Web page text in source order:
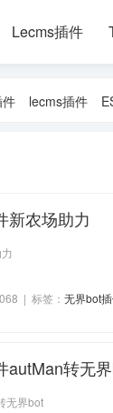
Lecms插件
lecms插件
新农场助力
| 标签：无界bot
autMan转无
无界bot